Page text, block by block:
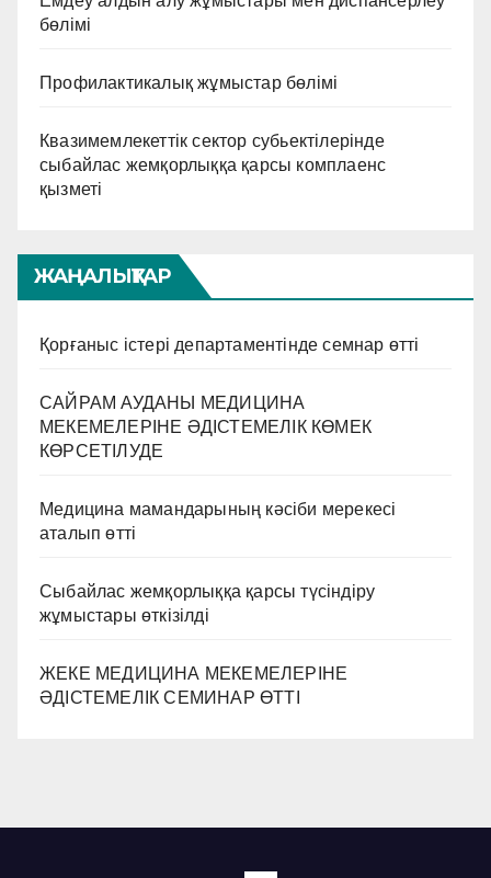
бөлімі
Профилактикалық жұмыстар бөлімі
Квазимемлекеттік сектор субьектілерінде
сыбайлас жемқорлыққа қарсы комплаенс
қызметі
ЖАҢАЛЫҚТАР
Қорғаныс істері департаментінде семнар өтті
САЙРАМ АУДАНЫ МЕДИЦИНА
МЕКЕМЕЛЕРІНЕ ӘДІСТЕМЕЛІК КӨМЕК
КӨРСЕТІЛУДЕ
Медицина мамандарының кәсіби мерекесі
аталып өтті
Сыбайлас жемқорлыққа қарсы түсіндіру
жұмыстары өткізілді
ЖЕКЕ МЕДИЦИНА МЕКЕМЕЛЕРІНЕ
ӘДІСТЕМЕЛІК СЕМИНАР ӨТТІ